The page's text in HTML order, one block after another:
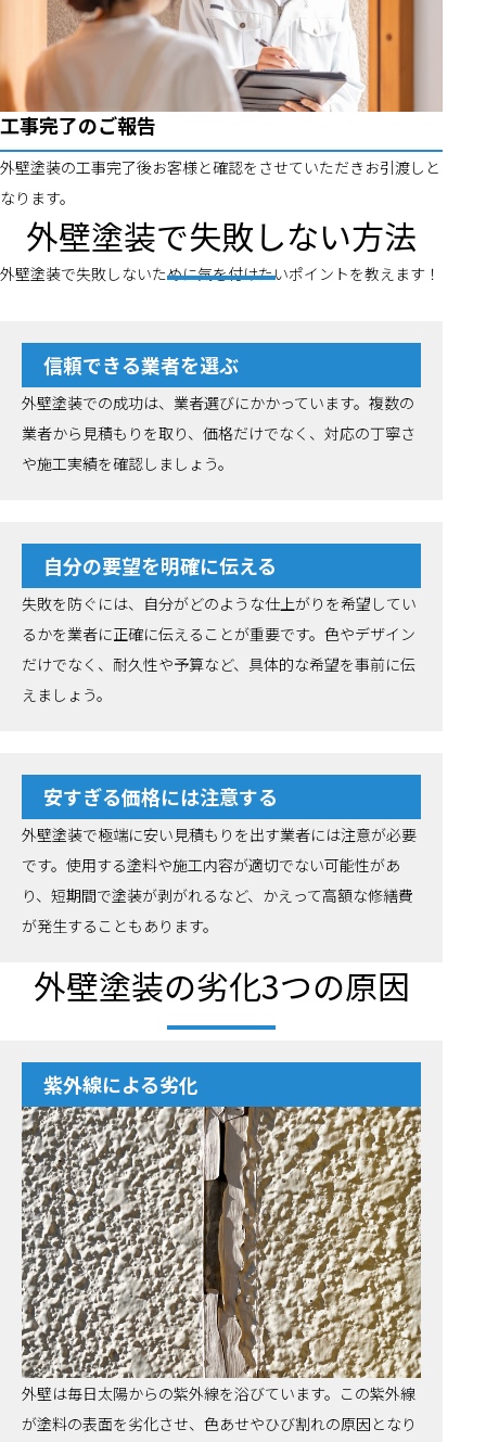
工事完了のご報告
外壁塗装の工事完了後お客様と確認をさせていただきお引渡しと
なります。
外壁塗装で失敗しない方法
外壁塗装で失敗しないために気を付けたいポイントを教えます！
信頼できる業者を選ぶ
外壁塗装での成功は、業者選びにかかっています。複数の
業者から見積もりを取り、価格だけでなく、対応の丁寧さ
や施工実績を確認しましょう。
自分の要望を明確に伝える
失敗を防ぐには、自分がどのような仕上がりを希望してい
るかを業者に正確に伝えることが重要です。色やデザイン
だけでなく、耐久性や予算など、具体的な希望を事前に伝
えましょう。
安すぎる価格には注意する
外壁塗装で極端に安い見積もりを出す業者には注意が必要
です。使用する塗料や施工内容が適切でない可能性があ
り、短期間で塗装が剥がれるなど、かえって高額な修繕費
が発生することもあります。
外壁塗装の劣化3つの原因
紫外線による劣化
外壁は毎日太陽からの紫外線を浴びています。この紫外線
が塗料の表面を劣化させ、色あせやひび割れの原因となり